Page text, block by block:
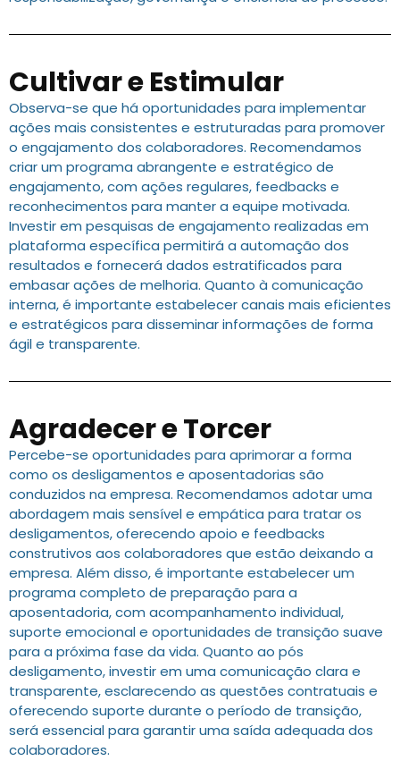
Cultivar e Estimular
Observa-se que há oportunidades para implementar
ações mais consistentes e estruturadas para promover
o engajamento dos colaboradores. Recomendamos
criar um programa abrangente e estratégico de
engajamento, com ações regulares, feedbacks e
reconhecimentos para manter a equipe motivada.
Investir em pesquisas de engajamento realizadas em
plataforma específica permitirá a automação dos
resultados e fornecerá dados estratificados para
embasar ações de melhoria. Quanto à comunicação
interna, é importante estabelecer canais mais eficientes
e estratégicos para disseminar informações de forma
ágil e transparente.
Agradecer e Torcer
Percebe-se oportunidades para aprimorar a forma
como os desligamentos e aposentadorias são
conduzidos na empresa. Recomendamos adotar uma
abordagem mais sensível e empática para tratar os
desligamentos, oferecendo apoio e feedbacks
construtivos aos colaboradores que estão deixando a
empresa. Além disso, é importante estabelecer um
programa completo de preparação para a
aposentadoria, com acompanhamento individual,
suporte emocional e oportunidades de transição suave
para a próxima fase da vida. Quanto ao pós
desligamento, investir em uma comunicação clara e
transparente, esclarecendo as questões contratuais e
oferecendo suporte durante o período de transição,
será essencial para garantir uma saída adequada dos
colaboradores.